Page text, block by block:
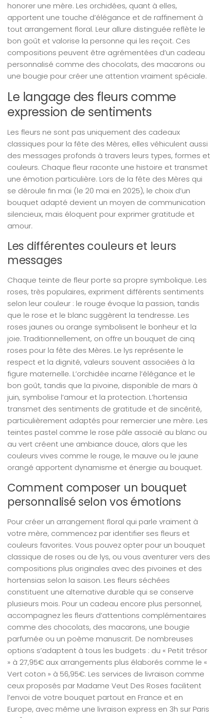
honorer une mère. Les orchidées, quant à elles,
apportent une touche d’élégance et de raffinement à
tout arrangement floral. Leur allure distinguée reflète le
bon goût et valorise la personne qui les reçoit. Ces
compositions peuvent être agrémentées d’un cadeau
personnalisé comme des chocolats, des macarons ou
une bougie pour créer une attention vraiment spéciale.
Le langage des fleurs comme
expression de sentiments
Les fleurs ne sont pas uniquement des cadeaux
classiques pour la fête des Mères, elles véhiculent aussi
des messages profonds à travers leurs types, formes et
couleurs. Chaque fleur raconte une histoire et transmet
une émotion particulière. Lors de la fête des Mères qui
se déroule fin mai (le 20 mai en 2025), le choix d’un
bouquet adapté devient un moyen de communication
silencieux, mais éloquent pour exprimer gratitude et
amour.
Les différentes couleurs et leurs
messages
Chaque teinte de fleur porte sa propre symbolique. Les
roses, très populaires, expriment différents sentiments
selon leur couleur : le rouge évoque la passion, tandis
que le rose et le blanc suggèrent la tendresse. Les
roses jaunes ou orange symbolisent le bonheur et la
joie. Traditionnellement, on offre un bouquet de cinq
roses pour la fête des Mères. Le lys représente le
respect et la dignité, valeurs souvent associées à la
figure maternelle. L’orchidée incarne l’élégance et le
bon goût, tandis que la pivoine, disponible de mars à
juin, symbolise l’amour et la protection. L’hortensia
transmet des sentiments de gratitude et de sincérité,
particulièrement adaptés pour remercier une mère. Les
teintes pastel comme le rose pâle associé au blanc ou
au vert créent une ambiance douce, alors que les
couleurs vives comme le rouge, le mauve ou le jaune
orangé apportent dynamisme et énergie au bouquet.
Comment composer un bouquet
personnalisé selon vos émotions
Pour créer un arrangement floral qui parle vraiment à
votre mère, commencez par identifier ses fleurs et
couleurs favorites. Vous pouvez opter pour un bouquet
classique de roses ou de lys, ou vous aventurer vers des
compositions plus originales avec des pivoines et des
hortensias selon la saison. Les fleurs séchées
constituent une alternative durable qui se conserve
plusieurs mois. Pour un cadeau encore plus personnel,
accompagnez les fleurs d’attentions complémentaires
comme des chocolats, des macarons, une bougie
parfumée ou un poème manuscrit. De nombreuses
options s’adaptent à tous les budgets : du « Petit trésor
» à 27,95€ aux arrangements plus élaborés comme le «
Vert coton » à 56,95€. Les services de livraison comme
ceux proposés par Madame Veut Des Roses facilitent
l’envoi de votre bouquet partout en France et en
Europe, avec même une livraison express en 3h sur Paris